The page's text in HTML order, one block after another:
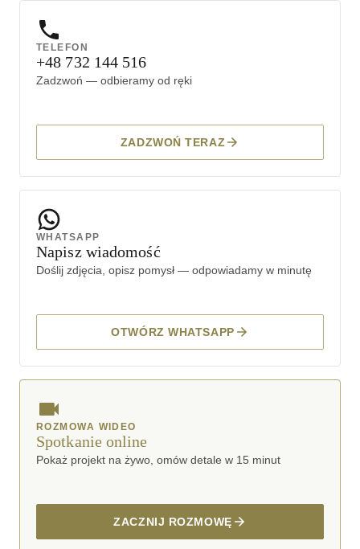
TELEFON
+48 732 144 516
Zadzwoń — odbieramy od ręki
ZADZWOŃ TERAZ
WHATSAPP
Napisz wiadomość
Doślij zdjęcia, opisz pomysł — odpowiadamy w minutę
OTWÓRZ WHATSAPP
ROZMOWA WIDEO
Spotkanie online
Pokaż projekt na żywo, omów detale w 15 minut
ZACZNIJ ROZMOWĘ